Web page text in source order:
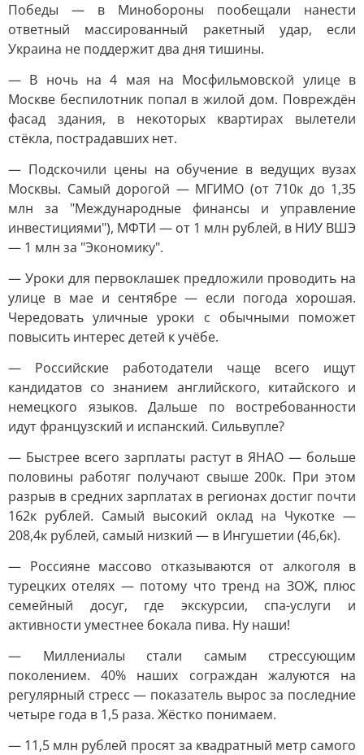
Победы — в Минобороны пообещали нанести
ответный массированный ракетный удар, если
Украина не поддержит два дня тишины.
— В ночь на 4 мая на Мосфильмовской улице в
Москве беспилотник попал в жилой дом. Повреждён
фасад здания, в некоторых квартирах вылетели
стёкла, пострадавших нет.
— Подскочили цены на обучение в ведущих вузах
Москвы. Самый дорогой — МГИМО (от 710к до 1,35
млн за "Международные финансы и управление
инвестициями"), МФТИ — от 1 млн рублей, в НИУ ВШЭ
— 1 млн за "Экономику".
— Уроки для первоклашек предложили проводить на
улице в мае и сентябре — если погода хорошая.
Чередовать уличные уроки с обычными поможет
повысить интерес детей к учёбе.
— Российские работодатели чаще всего ищут
кандидатов со знанием английского, китайского и
немецкого языков. Дальше по востребованности
идут французский и испанский. Сильвупле?
— Быстрее всего зарплаты растут в ЯНАО — больше
половины работяг получают свыше 200к. При этом
разрыв в средних зарплатах в регионах достиг почти
162к рублей. Самый высокий оклад на Чукотке —
208,4к рублей, самый низкий — в Ингушетии (46,6к).
— Россияне массово отказываются от алкоголя в
турецких отелях — потому что тренд на ЗОЖ, плюс
семейный досуг, где экскурсии, спа-услуги и
активности уместнее бокала пива. Ну наши!
— Миллениалы стали самым стрессующим
поколением. 40% наших сограждан жалуются на
регулярный стресс — показатель вырос за последние
четыре года в 1,5 раза. Жёстко понимаем.
— 11,5 млн рублей просят за квадратный метр самого